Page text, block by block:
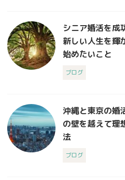
シニア婚活を成
新しい人生を輝
始めたいこと
ブログ
沖縄と東京の婚
の壁を越えて理
法
ブログ